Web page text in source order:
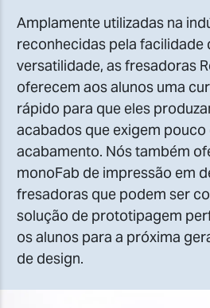
Amplamente utilizadas na
reconhecidas pela facilidade
versatilidade, as fresadoras
oferecem aos alunos uma
rápido para que eles
acabados que exigem pouco
acabamento. Nós também
monoFab de impressão em
fresadoras que podem ser
solução de prototipagem
os alunos para a próxima
de design.